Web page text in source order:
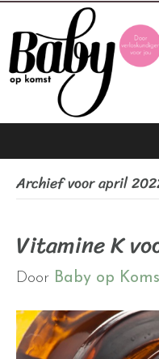
Archief voor april
Vitamine K
Door Baby op